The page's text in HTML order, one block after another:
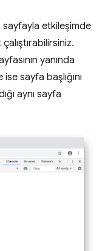
etkileşimde
yanında
ise sayfa başlığını
aynı sayfa